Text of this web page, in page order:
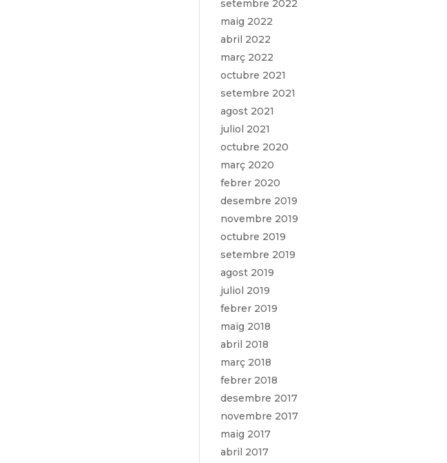
setembre 2022
maig 2022
abril 2022
març 2022
octubre 2021
setembre 2021
agost 2021
juliol 2021
octubre 2020
març 2020
febrer 2020
desembre 2019
novembre 2019
octubre 2019
setembre 2019
agost 2019
juliol 2019
febrer 2019
maig 2018
abril 2018
març 2018
febrer 2018
desembre 2017
novembre 2017
maig 2017
abril 2017